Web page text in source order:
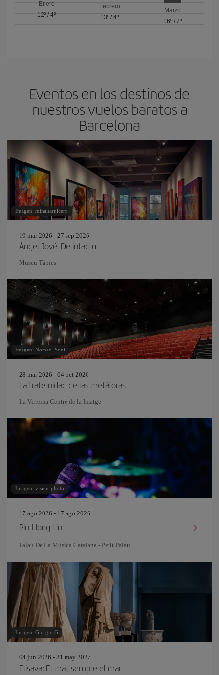
Enero
12º/4º
Febrero
13º / 4º
Marzo
16º/ 7º
Eventos en los destinos de
nuestros vuelos baratos a
Barcelona
Imagen: mihaitarniceru
19 mar 2026 - 27 sep 2026
Àngel Jové. De intactu
Museu Tàpies
Imagen: Nomad_Soul
28 mar 2026 - 04 oct 2026
La fraternidad de las metáforas
La Virreina Centre de la Imatge
Imagen: vision-photo
17 ago 2026 - 17 ago 2026
Pin‐Hong Lin
Palau De La Música Catalana - Petit Palau
Imagen: Giorgio G
04 jun 2026 - 31 may 2027
Elisava: El mar, sempre el mar